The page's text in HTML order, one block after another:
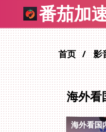
番茄加
首页 影
海外看
海外看国